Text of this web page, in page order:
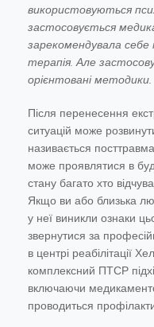
використовуються
застосовується
зарекомендувала себе
терапія. Але
орієнтовані методики.
Після перенесення
ситуацій може
називається
може проявлятися в
стану багато хто
Якщо ви або близька
у неї виникли ознаки
звернутися за
в центрі реабілітації
комплексний ПТСР
включаючи
проводиться